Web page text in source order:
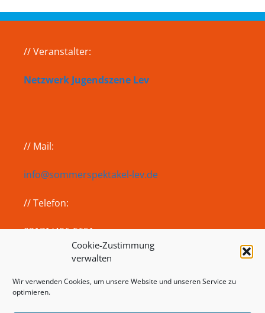
Cookie-Zustimmung
verwalten
Wir verwenden Cookies, um unsere Website und unseren Service zu
optimieren.
// Veranstalter:
Netzwerk Jugendszene Lev
// Mail:
info@sommerspektakel-lev.de
// Telefon:
02171/406-5651
Impressum